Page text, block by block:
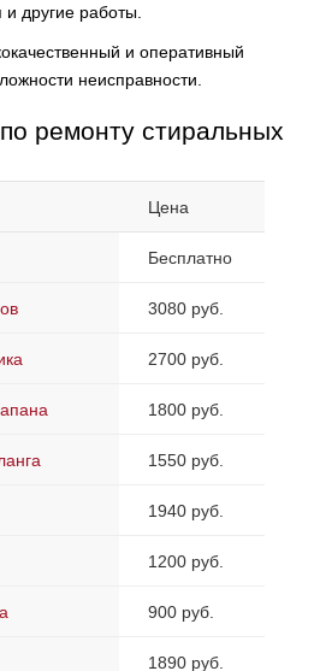
другие работы.
и оперативный
неисправности.
ремонту стиральных
Цена
Бесплатно
3080 руб.
2700 руб.
1800 руб.
1550 руб.
1940 руб.
1200 руб.
900 руб.
1890 руб.